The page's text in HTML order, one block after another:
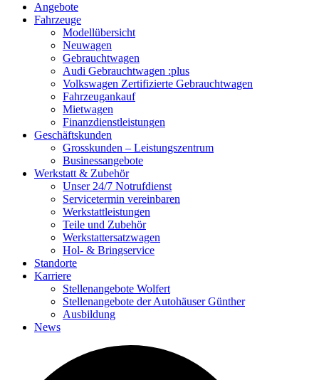
Angebote
Fahrzeuge
Modellübersicht
Neuwagen
Gebrauchtwagen
Audi Gebrauchtwagen :plus
Volkswagen Zertifizierte Gebrauchtwagen
Fahrzeugankauf
Mietwagen
Finanzdienstleistungen
Geschäftskunden
Grosskunden – Leistungszentrum
Businessangebote
Werkstatt & Zubehör
Unser 24/7 Notrufdienst
Servicetermin vereinbaren
Werkstattleistungen
Teile und Zubehör
Werkstattersatzwagen
Hol- & Bringservice
Standorte
Karriere
Stellenangebote Wolfert
Stellenangebote der Autohäuser Günther
Ausbildung
News